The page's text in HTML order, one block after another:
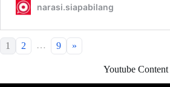
1 2 … 9 »
Youtube Content